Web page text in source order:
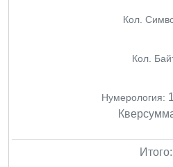
Кол.
Кол.
Нумерология:
Итого: